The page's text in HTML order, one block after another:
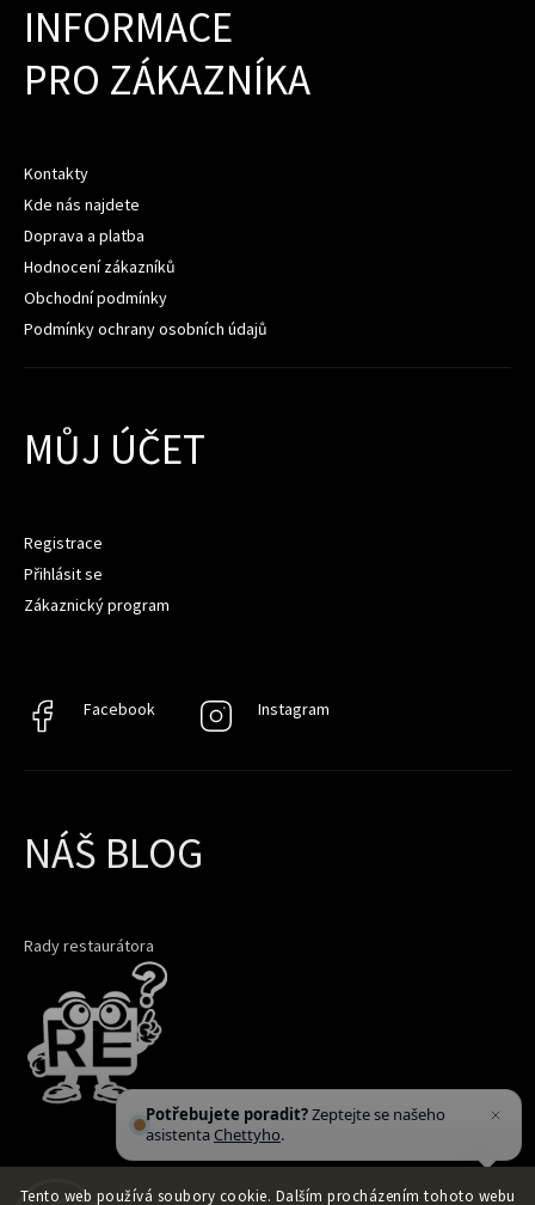
Tento web používá soubory cookie. Dalším procházením tohoto webu
INFORMACE
PRO ZÁKAZNÍKA
Kontakty
Kde nás najdete
Doprava a platba
Hodnocení zákazníků
Obchodní podmínky
Podmínky ochrany osobních údajů
MŮJ ÚČET
Registrace
Přihlásit se
Zákaznický program
Facebook
Facebook Instagram
Instagram
NÁŠ BLOG
Rady restaurátora
Potřebujete poradit?Zeptejte se našeho
asistentaChettyho.